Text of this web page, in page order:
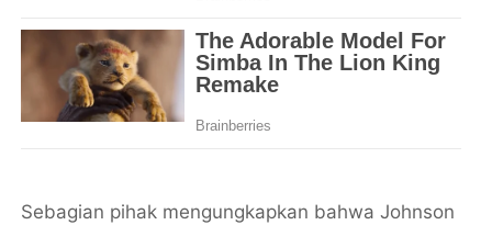
Sebagian pihak mengungkapkan bahwa Johnson